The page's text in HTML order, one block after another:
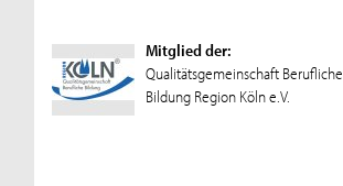
Mitglied der:
Qualitätsgemeinschaft Berufliche
Bildung Region Köln e.V.